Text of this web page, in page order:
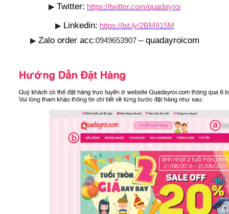
▶ Twitter: https://twitter.com/quadayroi
▶ Linkedin: https://bit.ly/2BM815M
▶ Zalo order acc:0949653907 – quadayroicom